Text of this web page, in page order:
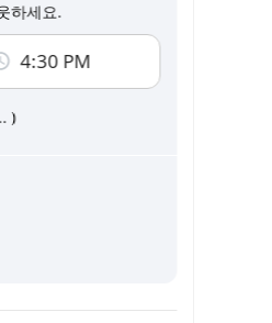
하세요.
4:30 PM
)
관에 동의하는 것으로
뮤니케이션 수신에 동의합니다.